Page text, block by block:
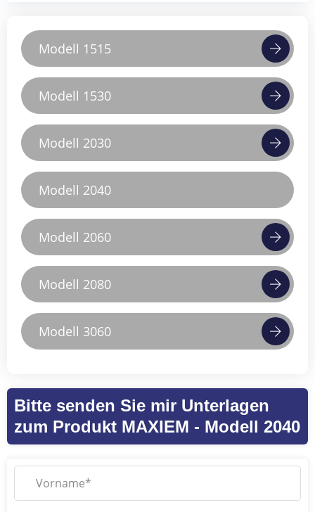
Modell 1515
Modell 1530
Modell 2030
Modell 2040
Modell 2060
Modell 2080
Modell 3060
Bitte senden Sie mir Unterlagen
zum Produkt MAXIEM - Modell 2040